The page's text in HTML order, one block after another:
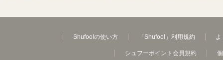
Shufoo!の使い方 「Shufoo!」利用規約 よ
シュフーポイント会員規約